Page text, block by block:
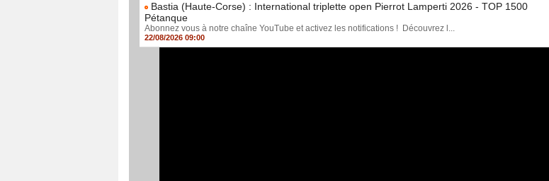
Bastia (Haute-Corse) : International triplette open Pierrot Lamperti 2026 - TOP 1500
Pétanque
Abonnez vous à notre chaîne YouTube et activez les notifications ! Découvrez l...
22/08/2026 09:00